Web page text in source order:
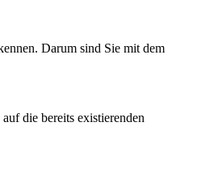
Darum sind Sie mit dem
die bereits existierenden